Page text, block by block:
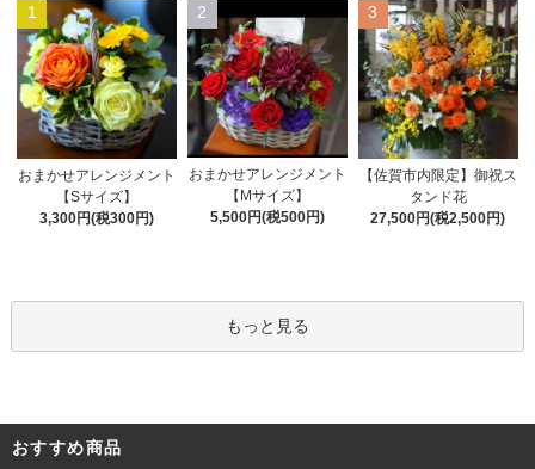
1
おまかせアレンジメント
【Sサイズ】
3,300円(税300円)
2
おまかせアレンジメント
【Mサイズ】
5,500円(税500円)
3
【佐賀市内限定】御祝ス
タンド花
27,500円(税2,500円)
もっと見る
おすすめ商品